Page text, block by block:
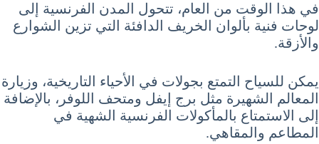
في هذا الوقت من العام، تتحول المدن الفرنسية إلى
لوحات فنية بألوان الخريف الدافئة التي تزين الشوارع
والأزقة.
يمكن للسياح التمتع بجولات في الأحياء التاريخية، وزيارة
المعالم الشهيرة مثل برج إيفل ومتحف اللوفر، بالإضافة
إلى الاستمتاع بالمأكولات الفرنسية الشهية في
المطاعم والمقاهي.